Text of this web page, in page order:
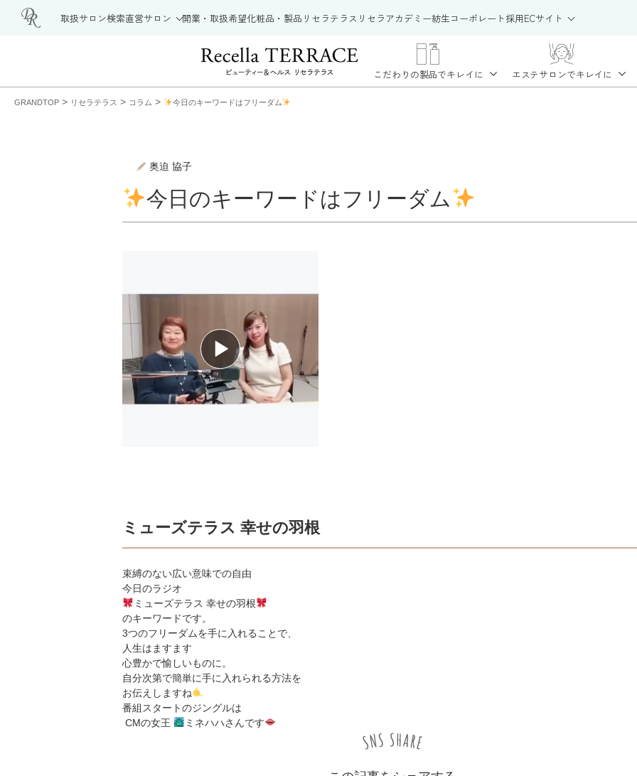
取扱サロン検索直営サロン 開業・取扱希望化粧品・製品 リセラテラス リセラアカデミー紡生コーポレート採用ECサイト
こだわりの製品でキレイに エステサロンでキレイに
GRANDTOP > リセラテラス > コラム > 今日のキーワードはフリーダム
奥迫 協子
今日のキーワードはフリーダム
ミューズテラス 幸せの羽根
束縛のない広い意味での自由
今日のラジオ
ミューズテラス 幸せの羽根
のキーワードです。
3つのフリーダムを手に入れることで、
人生はますます
心豊かで愉しいものに。
自分次第で簡単に手に入れられる方法を
お伝えしますね
番組スタートのジングルは
CMの女王
ミネハハさんです